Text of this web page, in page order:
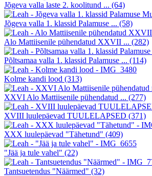
Jõgeva valla laste 2. koolitund ... (64)
Jõgeva valla 1. klassid Palamuse ... (58)
Alo Mattiisenile pühendatud XXVII ... (282)
Põltsamaa valla 1. klassid Palamuse ... (114)
Kolme kandi lood (313)
XXVI Alo Mattiisenile pühendatud ... (277)
XVIII luulepäevad TUULELAPSED (371)
XXX luulepäevad "Tähetund" (409)
"Jää ja tule vahel" (22)
Tantsuetendus "Näärmed" (32)